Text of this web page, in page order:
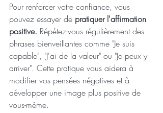
Pour renforcer votre confiance, vous
pouvez essayer de pratiquer l'affirmation
positive. Répétez-vous régulièrement des
phrases bienveillantes comme "Je suis
capable", "J'ai de la valeur" ou "Je peux y
arriver". Cette pratique vous aidera à
modifier vos pensées négatives et à
développer une image plus positive de
vous-même.